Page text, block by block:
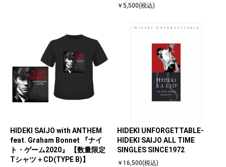
￥5,500(税込)
HIDEKI SAIJO with ANTHEM
feat. Graham Bonnet 『ナイ
ト・ゲーム2020』 【数量限定
Tシャツ＋CD(TYPE B)】
HIDEKI UNFORGETTABLE-
HIDEKI SAIJO ALL TIME
SINGLES SINCE1972
￥16,500(税込)